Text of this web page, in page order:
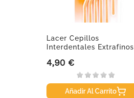
Lacer Cepillos
Interdentales Extrafinos
Precio
4,90 €
Añadir Al Carrito